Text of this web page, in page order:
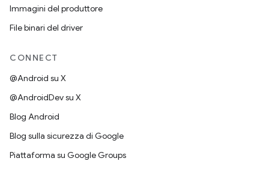
Immagini del produttore
File binari del driver
CONNECT
@Android su X
@AndroidDev su X
Blog Android
Blog sulla sicurezza di Google
Piattaforma su Google Groups